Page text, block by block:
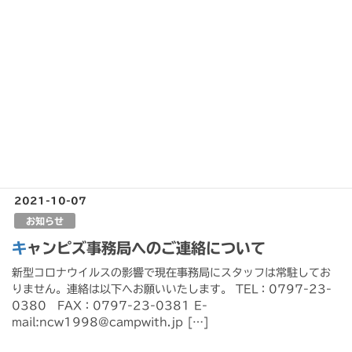
2021-10-07
お知らせ
キャンピズ事務局へのご連絡について
新型コロナウイルスの影響で現在事務局にスタッフは常駐してお
りません。連絡は以下へお願いいたします。 TEL：0797-23-
0380 FAX：0797-23-0381 E-
mail:ncw1998@campwith.jp […]